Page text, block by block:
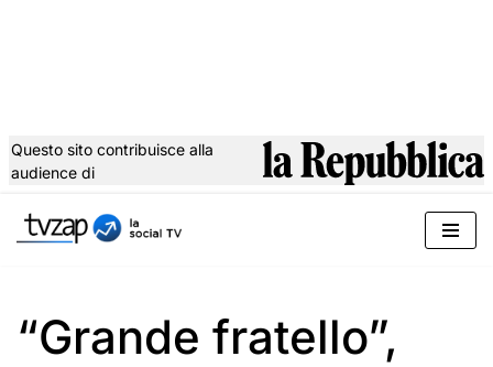
al
Questo sito contribuisce alla
audience di
“Grande fratello”,